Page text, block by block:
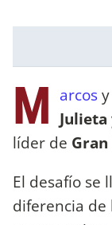
M arcos
Julieta
líder de
El desafío se
diferencia de